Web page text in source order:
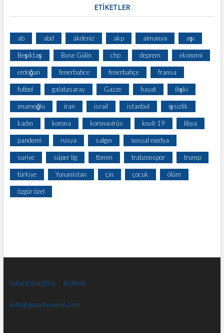
ETİKETLER
ab abd akdeniz akp almanya aşı
Beşiktaş Buse Gülin chp deprem ekonomi
erdoğan fenerbahce fenerbahçe fransa
futbol galatasaray Gazze hayat ilişki
imamoğlu iran israil istanbul işsizlik
kadın korona koronavirüs kovit-19 libya
pandemi rusya salgın sosyal medya
suriye süper lig tbmm trabzonspor trump
türkiye Yunanistan çin çocuk ölüm
özgür özel
HAKKIMIZDA KÜNYE
info@gazetesanal.com